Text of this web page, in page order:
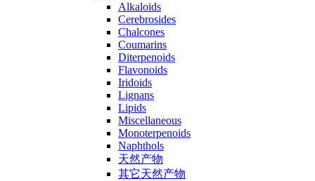
Alkaloids
Cerebrosides
Chalcones
Coumarins
Diterpenoids
Flavonoids
Iridoids
Lignans
Lipids
Miscellaneous
Monoterpenoids
Naphthols
天然产物
其它天然产物